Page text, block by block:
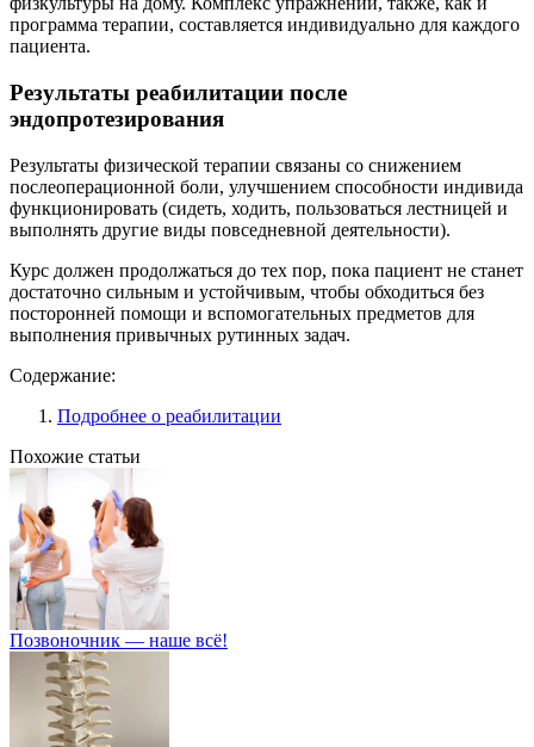
программа терапии, составляется индивидуально для каждого
пациента.
Результаты реабилитации после
эндопротезирования
Результаты физической терапии связаны со снижением
послеоперационной боли, улучшением способности индивида
функционировать (сидеть, ходить, пользоваться лестницей и
выполнять другие виды повседневной деятельности).
Курс должен продолжаться до тех пор, пока пациент не станет
достаточно сильным и устойчивым, чтобы обходиться без
посторонней помощи и вспомогательных предметов для
выполнения привычных рутинных задач.
Содержание:
Подробнее о реабилитации
Похожие статьи
Позвоночник — наше всё!